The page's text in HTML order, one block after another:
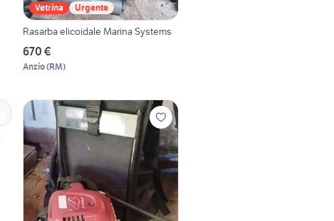
Vetrina Urgente
Rasarba elicoidale Marina Systems
670 €
Anzio(RM)